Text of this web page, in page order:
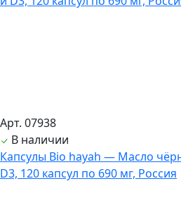
Арт. 07938
В наличии
Капсулы Bio hayah — Масло
D3, 120 капсул по 690 мг, Россия